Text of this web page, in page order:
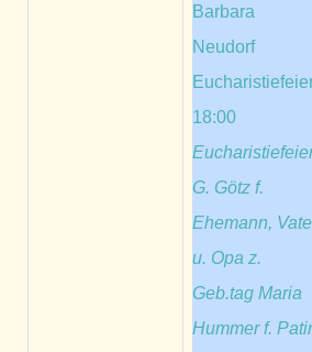
Barbara
Neudorf
18:00
G. Götz f.
Ehemann,
u. Opa z.
Geb.tag Maria
Hummer f.